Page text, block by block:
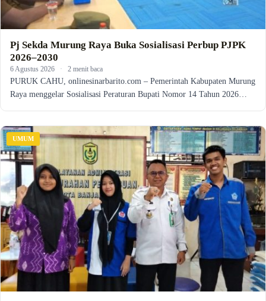
Pj Sekda Murung Raya Buka Sosialisasi Perbup PJPK
2026–2030
6 Agustus 2026 · 2 menit baca
PURUK CAHU, onlinesinarbarito.com – Pemerintah Kabupaten Murung
Raya menggelar Sosialisasi Peraturan Bupati Nomor 14 Tahun 2026…
UMUM